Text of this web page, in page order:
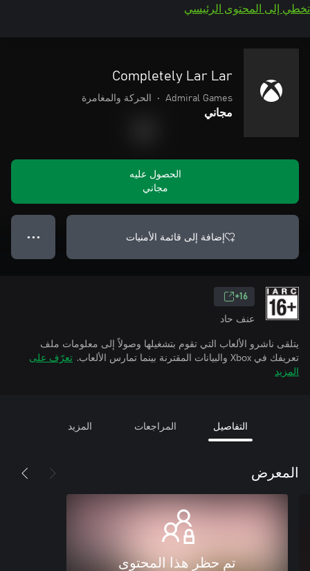
تخطي إلى المحتوى الرئيسي
Completely Lar Lar
Admiral Games
• الحركة والمغامرة
مجاني
الحصول عليه
مجاني
إضافة إلى قائمة الأمنيات ● ● ●
16+
عنف حاد
يتلقى ناشرو الألعاب التي تقوم بتشغيلها وصولاً إلى معلومات ملف
تعريفك في Xbox والبيانات المقترنة بينما تمارس الألعاب.
تعرّف على
المزيد
التفاصيل المراجعات المزيد
المعرض
تم حظر هذا المحتوى